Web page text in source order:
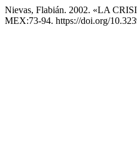
Nievas, Flabián. 2002. «LA
MEX:73-94. https://doi.org/